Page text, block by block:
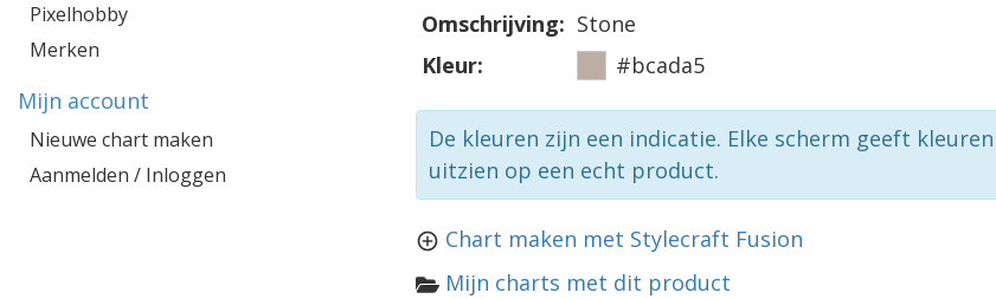
Omschrijving: Stone
Kleur:
#bcada5
De kleuren zijn een indicatie. Elke scherm geeft
uitzien op een echt product.
Chart maken met Stylecraft Fusion
Mijn charts met dit product
Pixelhobby
Merken
Mijn account
Nieuwe chart maken
Aanmelden / Inloggen